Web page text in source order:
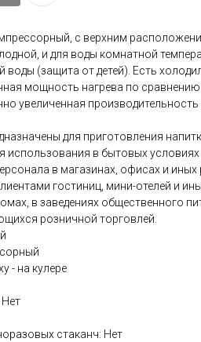
с верхним
и для воды комнатной
воды (защита от детей). Есть
мощность нагрева по
увеличенная
для приготовления
использования в бытовых
в магазинах, офисах и иных
гостиниц, мини-отелей и
в заведениях общественного
розничной торговлей.
- на кулере
стаканч: Нет